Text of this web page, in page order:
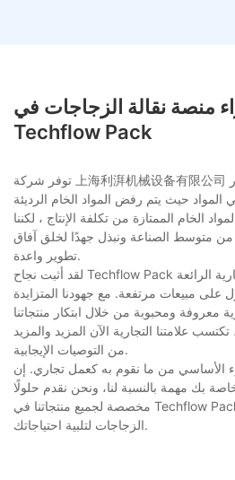
منصة نقالة الزجاجات في
Techflow Pack
توفر شركة 上海利湃机械设备有限公司 منصة نقالة الزجاجة بأسعار
المواد حيث يتم رفض المواد الخام الرديئة
الخام الممتازة من تكلفة الإنتاج ، لكننا
متوسط ​​الصناعة ونبذل جهدًا لخلق آفاق
تطوير واعدة.
لقد أثبت نجاح Techflow Pack للجميع أن هوية العلامة التجارية الرائعة
على مبيعات مرتفعة. مع جهودنا المتزايدة
معروفة ومحبوبة من خلال ابتكار منتجاتنا
علامتنا التجارية الآن المزيد والمزيد
من التوصيات الإيجابية.
الأساسي من ما نقوم به كعمل تجاري. إن
بك مهمة بالنسبة لنا، ونحن نقدم حلولًا
مخصصة لجميع منتجاتنا في Techflow Pack، بما في ذلك منصة نقالة
الزجاجات لتلبية احتياجاتك.